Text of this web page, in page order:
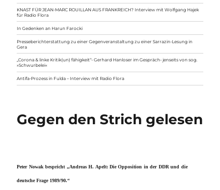
KNAST FÜR JEAN-MARC ROUILLAN AUS FRANKREICH? Interview mit Wolfgang Hajek
für Radio Flora
In Gedenken an Harun Farocki
Presseberichterstattung zu einer Gegenveranstaltung zu einer Sarrazin-Lesung in
Gera
„Corona & linke Kritik(un) fähigkeit“- Gerhard Hanloser im Gespräch- jenseits von sog.
»Schwurbelei«
Antifa-Prozess in Fulda – Interview mit Radio Flora
Gegen den Strich gelesen
Peter Nowak bespricht „Andreas H. Apelt: Die Opposition in der DDR und die
deutsche Frage 1989/90.“